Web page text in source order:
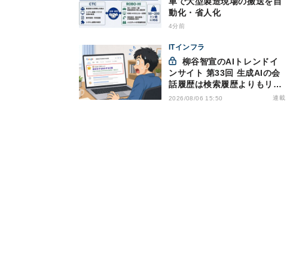
動化・省人化
4分前
ITインフラ
ンサイト 第33回 生成AIの会
話履歴は検索履歴よりもリス
キー？今のうちに情報漏洩対
2026/08/06 15:50 連載